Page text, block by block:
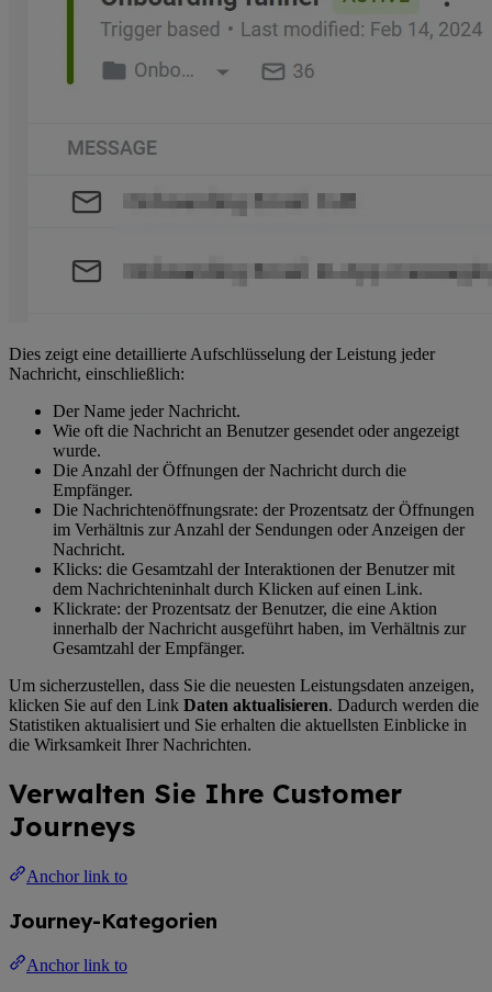
Dies zeigt eine detaillierte Aufschlüsselung der Leistung jeder
Nachricht, einschließlich:
Der Name jeder Nachricht.
Wie oft die Nachricht an Benutzer gesendet oder angezeigt
wurde.
Die Anzahl der Öffnungen der Nachricht durch die
Empfänger.
Die Nachrichtenöffnungsrate: der Prozentsatz der Öffnungen
im Verhältnis zur Anzahl der Sendungen oder Anzeigen der
Nachricht.
Klicks: die Gesamtzahl der Interaktionen der Benutzer mit
dem Nachrichteninhalt durch Klicken auf einen Link.
Klickrate: der Prozentsatz der Benutzer, die eine Aktion
innerhalb der Nachricht ausgeführt haben, im Verhältnis zur
Gesamtzahl der Empfänger.
Um sicherzustellen, dass Sie die neuesten Leistungsdaten anzeigen,
klicken Sie auf den Link Daten aktualisieren. Dadurch werden die
Statistiken aktualisiert und Sie erhalten die aktuellsten Einblicke in
die Wirksamkeit Ihrer Nachrichten.
Verwalten Sie Ihre Customer
Journeys
Anchor link to
Journey-Kategorien
Anchor link to